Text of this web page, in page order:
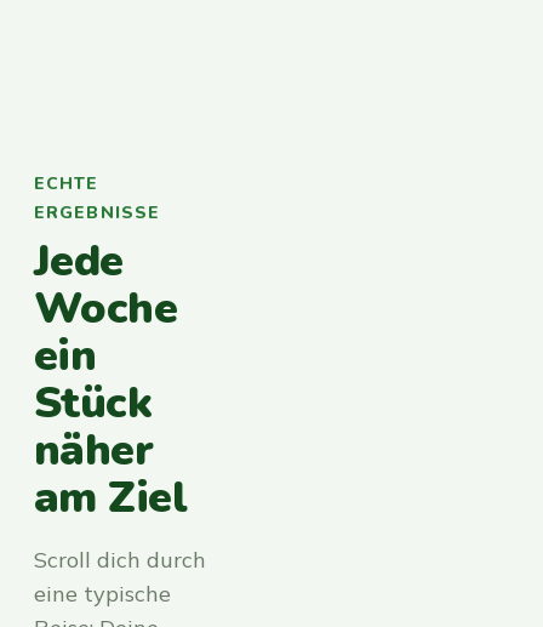
ECHTE
ERGEBNISSE
Jede
Woche
ein
Stück
näher
am Ziel
Scroll dich durch
eine typische